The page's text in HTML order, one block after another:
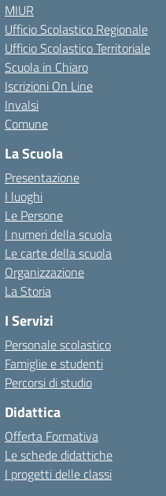
MIUR
Ufficio Scolastico Regionale
Ufficio Scolastico Territoriale
Scuola in Chiaro
Iscrizioni On Line
Invalsi
Comune
La Scuola
Presentazione
I luoghi
Le Persone
I numeri della scuola
Le carte della scuola
Organizzazione
La Storia
I Servizi
Personale scolastico
Famiglie e studenti
Percorsi di studio
Didattica
Offerta Formativa
Le schede didattiche
I progetti delle classi